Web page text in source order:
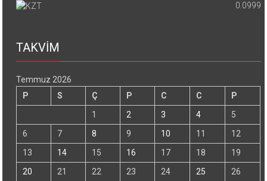
0.0999
TAKVİM
Temmuz 2026
P
S Ç P C C
P
1
2 3 4
5
6
7 8 9 10 11
12
13
14 15 16 17 18
19
20
21 22 23 24 25
26